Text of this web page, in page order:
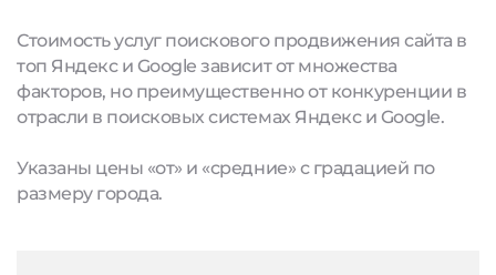
Стоимость услуг поискового продвижения сайта в
топ Яндекс и Google зависит от множества
факторов, но преимущественно от конкуренции в
отрасли в поисковых системах Яндекс и Google.
Указаны цены «от» и «средние» с градацией по
размеру города.